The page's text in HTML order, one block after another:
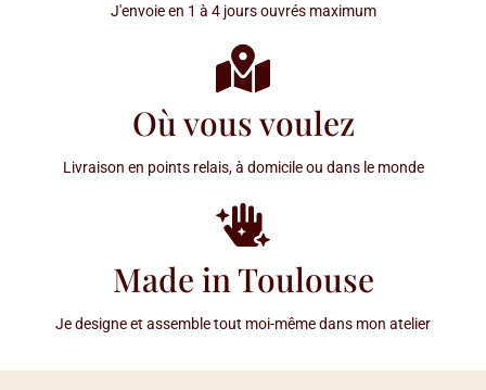
J'envoie en 1 à 4 jours ouvrés maximum
Où vous voulez
Livraison en points relais, à domicile ou dans le monde
Made in Toulouse
Je designe et assemble tout moi-même dans mon atelier